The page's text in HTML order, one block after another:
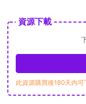
資源下載
此資源購買後180天内